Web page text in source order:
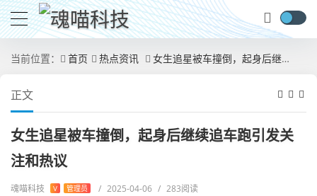
当前位置： 首页 热点资讯 女生追星被车撞倒，起身后继续追车跑引发关注和热议
正文
女生追星被车撞倒，起身后继续追车跑引发关
注和热议
魂喵科技 V 管理员 / 2025-04-06 / 283阅读